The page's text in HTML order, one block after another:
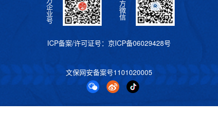
企
业
号
方
微
信
ICP备案/许可证号： 京ICP备06029428号
文保网安备案号1101020005